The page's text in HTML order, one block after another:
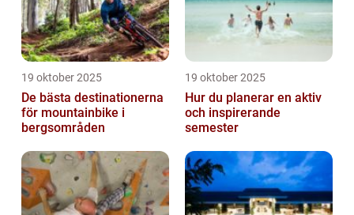
19 oktober 2025
De bästa destinationerna
för mountainbike i
bergsområden
19 oktober 2025
Hur du planerar en aktiv
och inspirerande
semester